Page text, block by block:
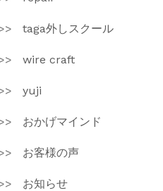
taga外しスクール
wire craft
yuji
おかげマインド
お客様の声
お知らせ